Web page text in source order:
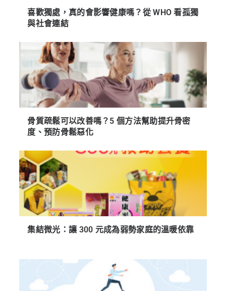
喜歡獨處，真的會影響健康嗎？從 WHO 看孤獨
與社會連結
骨質疏鬆可以改善嗎？5 個方法幫助提升骨密
度、預防骨鬆惡化
集結微光：讓 300 元成為弱勢家庭的溫暖依靠